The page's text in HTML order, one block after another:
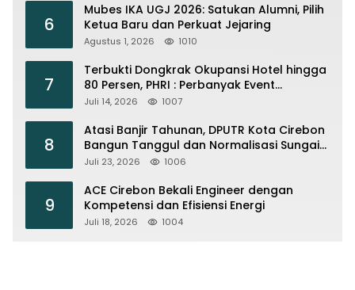
6
Mubes IKA UGJ 2026: Satukan Alumni, Pilih
Ketua Baru dan Perkuat Jejaring
Agustus 1, 2026 1010
7
Terbukti Dongkrak Okupansi Hotel hingga
80 Persen, PHRI : Perbanyak Event
Olahraga di Cirebon
Juli 14, 2026 1007
8
Atasi Banjir Tahunan, DPUTR Kota Cirebon
Bangun Tanggul dan Normalisasi Sungai
Kijing
Juli 23, 2026 1006
9
ACE Cirebon Bekali Engineer dengan
Kompetensi dan Efisiensi Energi
Juli 18, 2026 1004